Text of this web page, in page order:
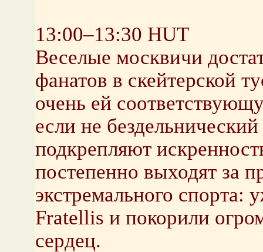
13:00–13:30 HUT
Веселые москвичи
фанатов в скейтерской
очень ей
если не
подкрепляют
постепенно выходят за
экстремального спорта:
Fratellis и покорили
сердец.